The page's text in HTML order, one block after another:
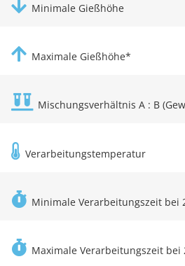
Minimale Gießhöhe
Maximale Gießhöhe*
Mischungsverhältnis A : B
Verarbeitungstemperatur
Minimale Verarbeitungszeit bei
Maximale Verarbeitungszeit bei